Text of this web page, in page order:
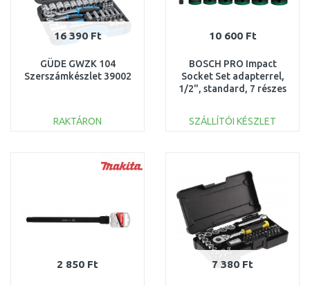
16 390 Ft
GÜDE GWZK 104
Szerszámkészlet 39002
RAKTÁRON
Összehasonlítás
10 600 Ft
BOSCH PRO Impact
Socket Set adapterrel,
1/2", standard, 7 részes
SZÁLLÍTÓI KÉSZLET
2 850 Ft 7 380 Ft